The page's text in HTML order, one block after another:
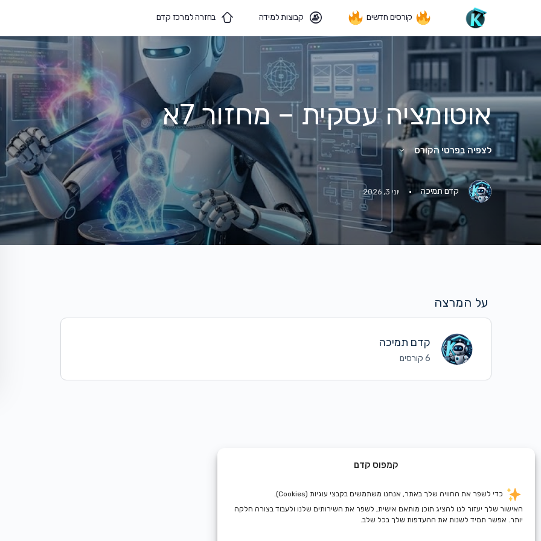
קמפוס קדם
כדי לשפר את החוויה שלך באתר, אנחנו משתמשים בקבצי עוגיות (Cookies).
האישור שלך יעזור לנו להציג תוכן מותאם אישית, לשפר את השירותים שלנו ולעבוד בצורה חלקה
יותר. אפשר תמיד לשנות את ההעדפות שלך בכל שלב.
קורסים חדשים קבוצות למידה בחזרה למרכז קדם
אוטומציה עסקית – מחזור 7א
לצפיה בפרטי הקורס
קדם תמיכה · יוני 3, 2026
על המרצה
קדם תמיכה
6 קורסים